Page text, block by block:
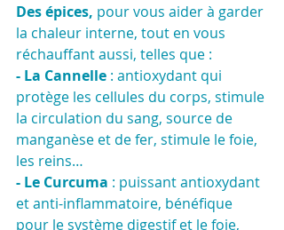
Des épices, pour vous aider à garder
la chaleur interne, tout en vous
réchauffant aussi, telles que :
- La Cannelle : antioxydant qui
protège les cellules du corps, stimule
la circulation du sang, source de
manganèse et de fer, stimule le foie,
les reins…
- Le Curcuma : puissant antioxydant
et anti-inflammatoire, bénéfique
pour le système digestif et le foie,